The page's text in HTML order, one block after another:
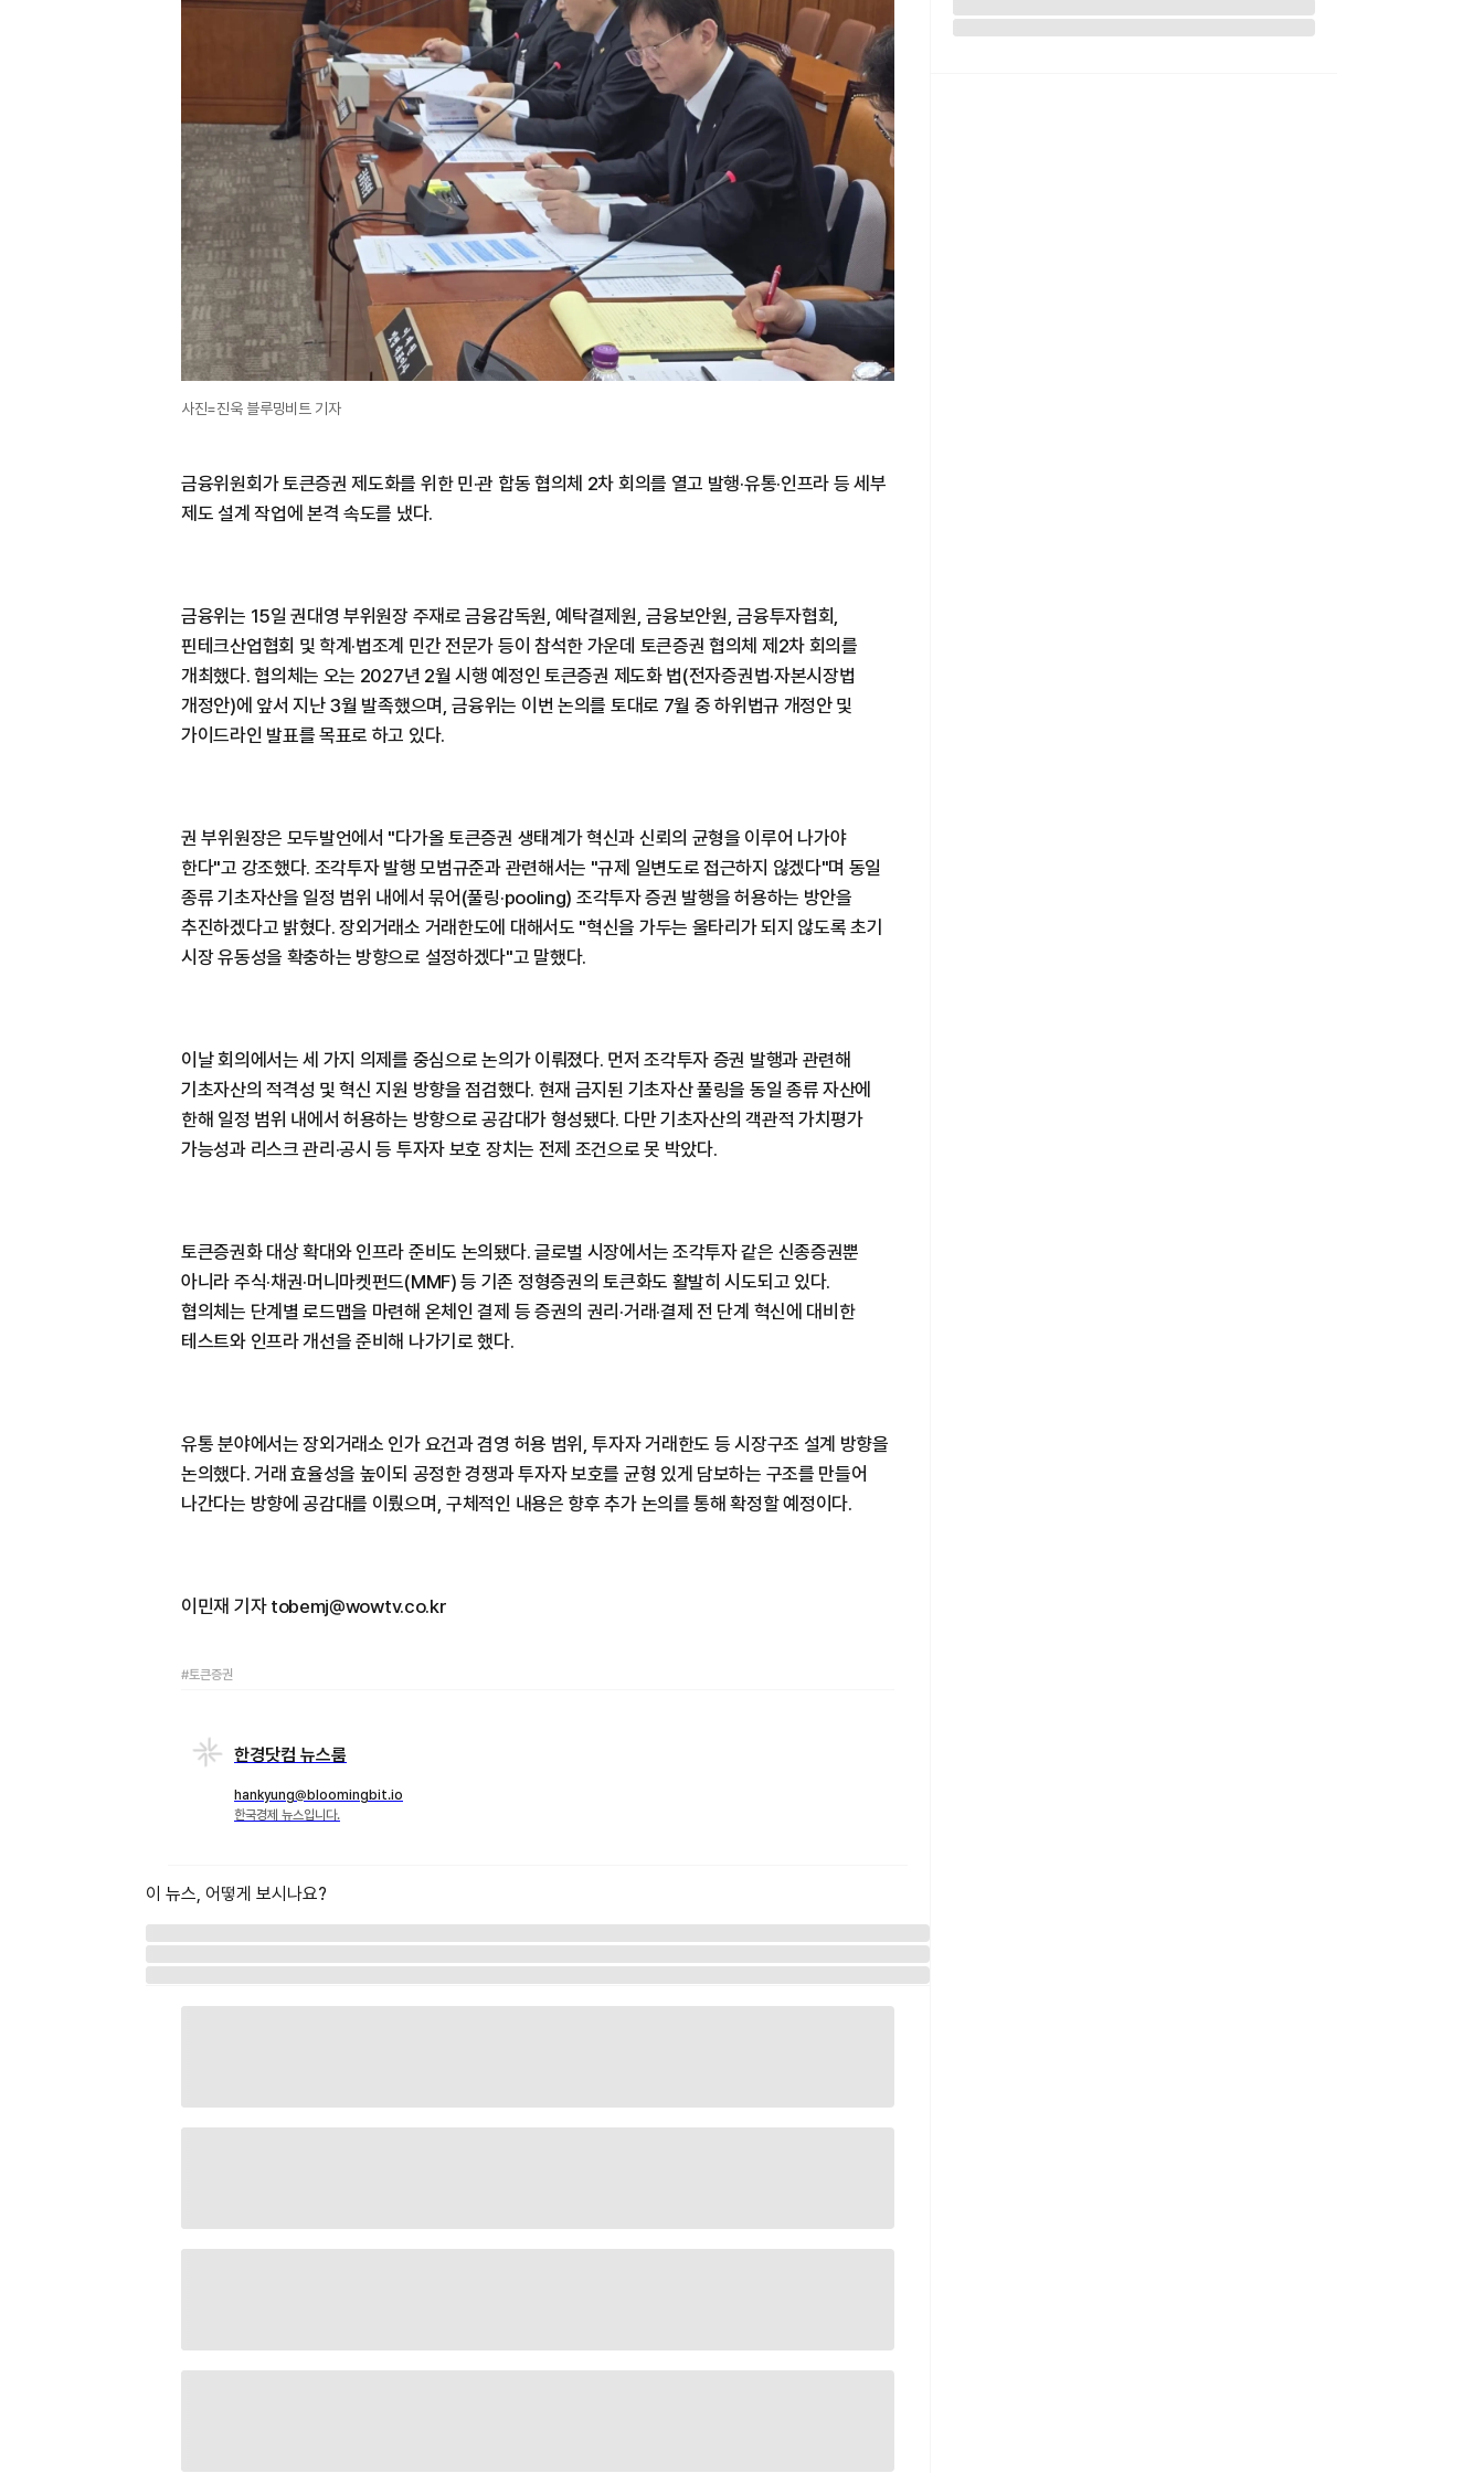
사진=진욱 블루밍비트 기자
금융위원회가 토큰증권 제도화를 위한 민·관 합동 협의체 2차 회의를 열고 발행·유통·인프라 등 세부
제도 설계 작업에 본격 속도를 냈다.
금융위는 15일 권대영 부위원장 주재로 금융감독원, 예탁결제원, 금융보안원, 금융투자협회,
핀테크산업협회 및 학계·법조계 민간 전문가 등이 참석한 가운데 토큰증권 협의체 제2차 회의를
개최했다. 협의체는 오는 2027년 2월 시행 예정인 토큰증권 제도화 법(전자증권법·자본시장법
개정안)에 앞서 지난 3월 발족했으며, 금융위는 이번 논의를 토대로 7월 중 하위법규 개정안 및
가이드라인 발표를 목표로 하고 있다.
권 부위원장은 모두발언에서 "다가올 토큰증권 생태계가 혁신과 신뢰의 균형을 이루어 나가야
한다"고 강조했다. 조각투자 발행 모범규준과 관련해서는 "규제 일변도로 접근하지 않겠다"며 동일
종류 기초자산을 일정 범위 내에서 묶어(풀링·pooling) 조각투자 증권 발행을 허용하는 방안을
추진하겠다고 밝혔다. 장외거래소 거래한도에 대해서도 "혁신을 가두는 울타리가 되지 않도록 초기
시장 유동성을 확충하는 방향으로 설정하겠다"고 말했다.
이날 회의에서는 세 가지 의제를 중심으로 논의가 이뤄졌다. 먼저 조각투자 증권 발행과 관련해
기초자산의 적격성 및 혁신 지원 방향을 점검했다. 현재 금지된 기초자산 풀링을 동일 종류 자산에
한해 일정 범위 내에서 허용하는 방향으로 공감대가 형성됐다. 다만 기초자산의 객관적 가치평가
가능성과 리스크 관리·공시 등 투자자 보호 장치는 전제 조건으로 못 박았다.
토큰증권화 대상 확대와 인프라 준비도 논의됐다. 글로벌 시장에서는 조각투자 같은 신종증권뿐
아니라 주식·채권·머니마켓펀드(MMF) 등 기존 정형증권의 토큰화도 활발히 시도되고 있다.
협의체는 단계별 로드맵을 마련해 온체인 결제 등 증권의 권리·거래·결제 전 단계 혁신에 대비한
테스트와 인프라 개선을 준비해 나가기로 했다.
유통 분야에서는 장외거래소 인가 요건과 겸영 허용 범위, 투자자 거래한도 등 시장구조 설계 방향을
논의했다. 거래 효율성을 높이되 공정한 경쟁과 투자자 보호를 균형 있게 담보하는 구조를 만들어
나간다는 방향에 공감대를 이뤘으며, 구체적인 내용은 향후 추가 논의를 통해 확정할 예정이다.
이민재 기자 tobemj@wowtv.co.kr
#토큰증권
한경닷컴 뉴스룸
hankyung@bloomingbit.io
한국경제 뉴스입니다.
이 뉴스, 어떻게 보시나요?